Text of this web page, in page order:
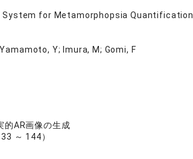
for Metamorphopsia Quantification
Y; Imura, M; Gomi, F
的AR画像の生成
～ 144）